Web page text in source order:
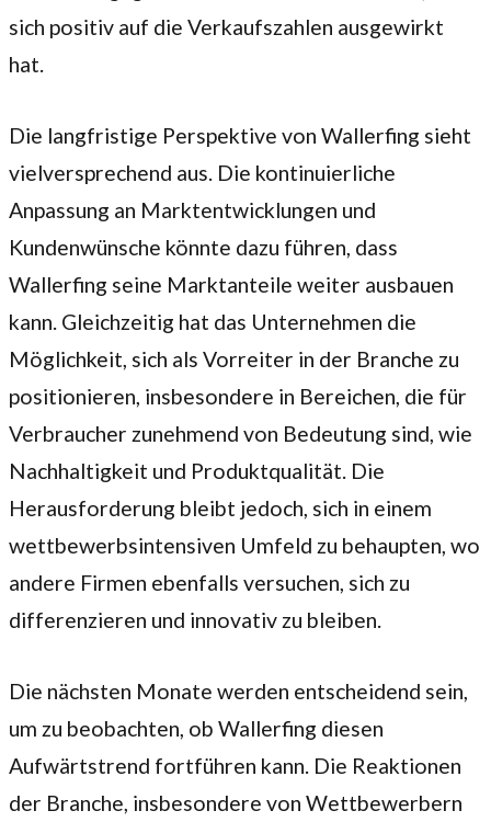
sich positiv auf die Verkaufszahlen ausgewirkt
hat.
Die langfristige Perspektive von Wallerfing sieht
vielversprechend aus. Die kontinuierliche
Anpassung an Marktentwicklungen und
Kundenwünsche könnte dazu führen, dass
Wallerfing seine Marktanteile weiter ausbauen
kann. Gleichzeitig hat das Unternehmen die
Möglichkeit, sich als Vorreiter in der Branche zu
positionieren, insbesondere in Bereichen, die für
Verbraucher zunehmend von Bedeutung sind, wie
Nachhaltigkeit und Produktqualität. Die
Herausforderung bleibt jedoch, sich in einem
wettbewerbsintensiven Umfeld zu behaupten, wo
andere Firmen ebenfalls versuchen, sich zu
differenzieren und innovativ zu bleiben.
Die nächsten Monate werden entscheidend sein,
um zu beobachten, ob Wallerfing diesen
Aufwärtstrend fortführen kann. Die Reaktionen
der Branche, insbesondere von Wettbewerbern